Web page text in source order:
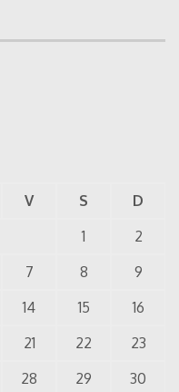
V S
D
1
2
7 8
9
14 15
16
21 22
23
28 29 30